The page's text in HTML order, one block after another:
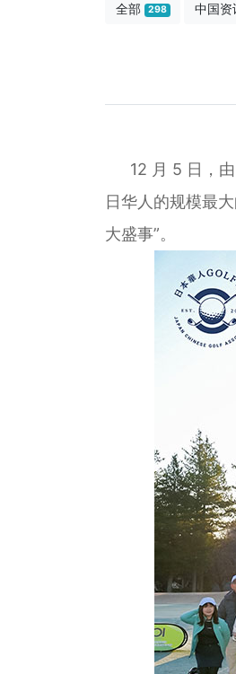
全部 298 中国资
12 月 5 日，
日华人的规模最
大盛事”。